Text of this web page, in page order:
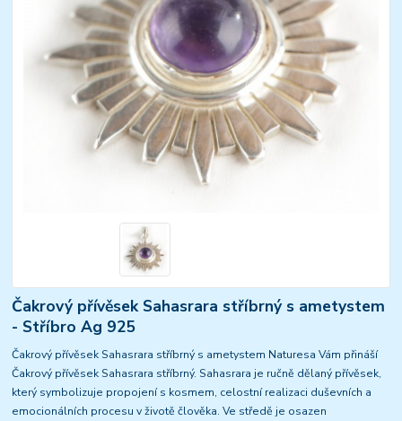
Čakrový přívěsek Sahasrara stříbrný s ametystem
- Stříbro Ag 925
Čakrový přívěsek Sahasrara stříbrný s ametystem Naturesa Vám přináší
Čakrový přívěsek Sahasrara stříbrný. Sahasrara je ručně dělaný přívěsek,
který symbolizuje propojení s kosmem, celostní realizaci duševních a
emocionálních procesu v životě člověka. Ve středě je osazen